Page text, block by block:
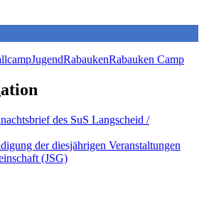
JugendRabaukenRabauken Camp
des SuS Langscheid /
der diesjährigen Veranstaltungen
(JSG)